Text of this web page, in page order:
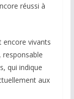
réussi à
encore vivants
responsable
qui indique
aux